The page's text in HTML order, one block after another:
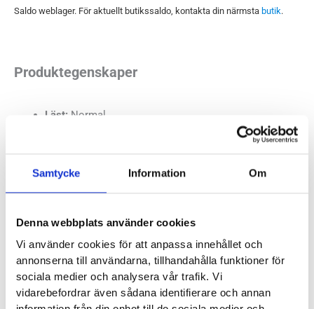
Samtycke Information Om
Denna webbplats använder cookies
Vi använder cookies för att anpassa innehållet och
annonserna till användarna, tillhandahålla funktioner för
sociala medier och analysera vår trafik. Vi
vidarebefordrar även sådana identifierare och annan
Saldo weblager. För aktuellt butikssaldo, kontakta din närmsta butik.
Produktegenskaper
Läst:Normal
Vikt:243g
Häl-tå dropp:
10mm
Stockholm Storgatan, Umeå, Uppsala, Östersund
NEW BALANCE